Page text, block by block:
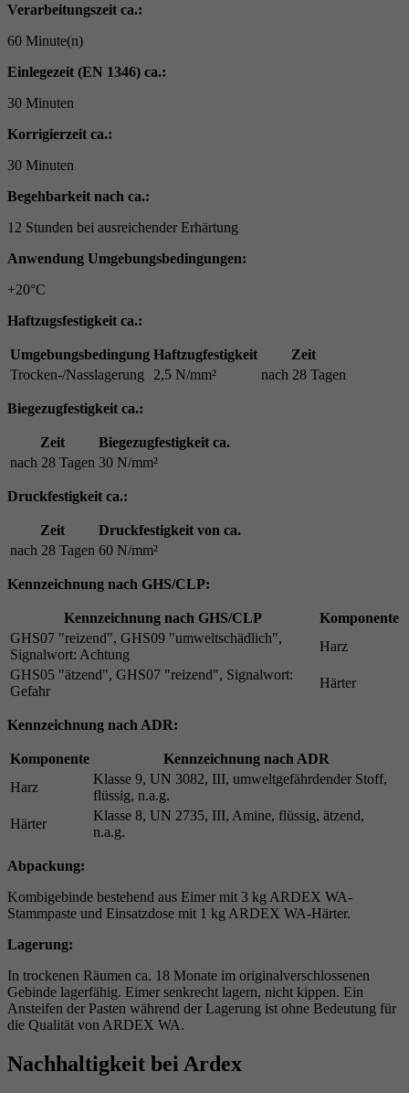
Verarbeitungszeit ca.:
60 Minute(n)
Einlegezeit (EN 1346) ca.:
30 Minuten
Korrigierzeit ca.:
30 Minuten
Begehbarkeit nach ca.:
12 Stunden bei ausreichender Erhärtung
Anwendung Umgebungsbedingungen:
+20°C
Haftzugsfestigkeit ca.:
Umgebungsbedingung Haftzugfestigkeit
Zeit
Trocken-/Nasslagerung
2,5 N/mm² nach 28 Tagen
Biegezugfestigkeit ca.:
Zeit
Biegezugfestigkeit ca.
nach 28 Tagen 30 N/mm²
Druckfestigkeit ca.:
Zeit
Druckfestigkeit von ca.
nach 28 Tagen 60 N/mm²
Kennzeichnung nach GHS/CLP:
Kennzeichnung nach GHS/CLP
Komponente
GHS07 "reizend", GHS09 "umweltschädlich",
Signalwort: Achtung
Harz
GHS05 "ätzend", GHS07 "reizend", Signalwort:
Gefahr
Härter
Kennzeichnung nach ADR:
Komponente
Kennzeichnung nach ADR
Harz
Klasse 9, UN 3082, III, umweltgefährdender Stoff,
flüssig, n.a.g.
Härter
Klasse 8, UN 2735, III, Amine, flüssig, ätzend,
n.a.g.
Abpackung:
Kombigebinde bestehend aus Eimer mit 3 kg ARDEX WA-
Stammpaste und Einsatzdose mit 1 kg ARDEX WA-Härter.
Lagerung:
In trockenen Räumen ca. 18 Monate im originalverschlossenen
Gebinde lagerfähig. Eimer senkrecht lagern, nicht kippen. Ein
Ansteifen der Pasten während der Lagerung ist ohne Bedeutung für
die Qualität von ARDEX WA.
Nachhaltigkeit bei Ardex